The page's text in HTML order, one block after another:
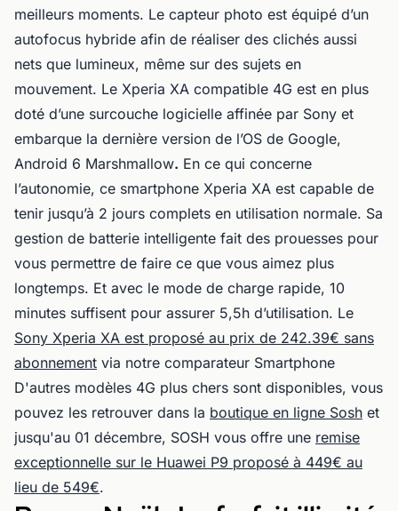
meilleurs moments. Le capteur photo est équipé d’un
autofocus hybride afin de réaliser des clichés aussi
nets que lumineux, même sur des sujets en
mouvement. Le Xperia XA compatible 4G est en plus
doté d’une surcouche logicielle affinée par Sony et
embarque la dernière version de l’OS de Google,
Android 6 Marshmallow. En ce qui concerne
l’autonomie, ce smartphone Xperia XA est capable de
tenir jusqu’à 2 jours complets en utilisation normale. Sa
gestion de batterie intelligente fait des prouesses pour
vous permettre de faire ce que vous aimez plus
longtemps. Et avec le mode de charge rapide, 10
minutes suffisent pour assurer 5,5h d’utilisation. Le
Sony Xperia XA est proposé au prix de 242.39€ sans
abonnement via notre comparateur Smartphone
D'autres modèles 4G plus chers sont disponibles, vous
pouvez les retrouver dans la boutique en ligne Sosh et
jusqu'au 01 décembre, SOSH vous offre une remise
exceptionnelle sur le Huawei P9 proposé à 449€ au
lieu de 549€.